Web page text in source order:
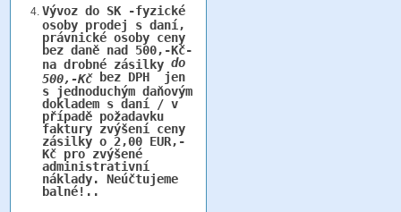
Vývoz do SK -fyzické
osoby prodej s daní,
právnické osoby ceny
bez daně nad 500,-Kč-
na drobné zásilky do
500,-Kčbez DPH jen
s jednoduchým daňovým
dokladem s daní / v
případě požadavku
faktury zvýšení ceny
zásilky o 2,00 EUR,-
Kč pro zvýšené
administrativní
náklady. Neúčtujeme
balné!..